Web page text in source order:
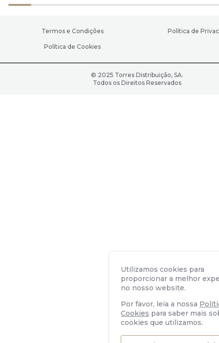
Termos e Condições Política de
Política de Cookies
© 2025 Torres Distribuição, SA.
Todos os Direitos Reservados
Utilizamos cookies para
proporcionar a melhor
no nosso website.
Por favor, leia a nossa
Cookies para saber mais
cookies que utilizamos.